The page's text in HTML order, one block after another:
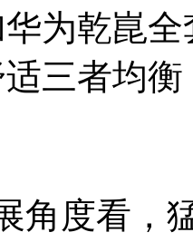
为乾崑
三者均
度看，